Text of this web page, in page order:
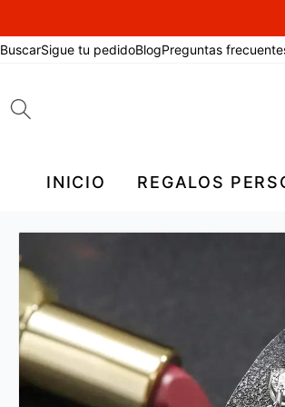
BuscarSigue tu pedidoBlogPreguntas
INICIO REGALOS